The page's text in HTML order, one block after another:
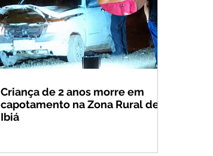
Criança de 2 anos morre em
capotamento na Zona Rural de
Ibiá